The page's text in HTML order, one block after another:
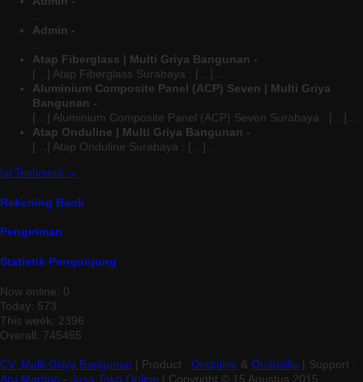
Admin -
Atap Fiberglass | Multi Griya Bangunan -
[…] Atap Fiberglass Surabaya : […]...
Aluminium Composite Panel (ACP) Seven | Multi Griya
Bangunan -
[…] Aluminium Composite Panel (ACP) Seven Surabaya : […]...
Atap Onduline | Multi Griya Bangunan -
[…] Atap Onduline Surabaya : […]...
Isi Testimoni →
Rekening Bank
Pengiriman
Statistik Pengunjung
Now online: 0
Today: 573
This week: 2396
Overall: 745455
CV. Multi Griya Bangunan | Product : Onduline & Onduvilla | Support :
Aru Martino - Jasa Toko Online | Copyright © 15 Agustus 2015